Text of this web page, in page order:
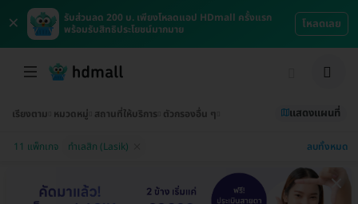
×
รับส่วนลด 200 บ. เพียงโหลดแอป HDmall ครั้งแรก
พร้อมรับสิทธิประโยชน์มากมาย
โหลดเลย
เรียงตาม หมวดหมู่ สถานที่ให้บริการ ตัวกรองอื่น ๆ แสดงแผนที่
11 แพ็กเกจ ทำเลสิก (Lasik) ลบทั้งหมด